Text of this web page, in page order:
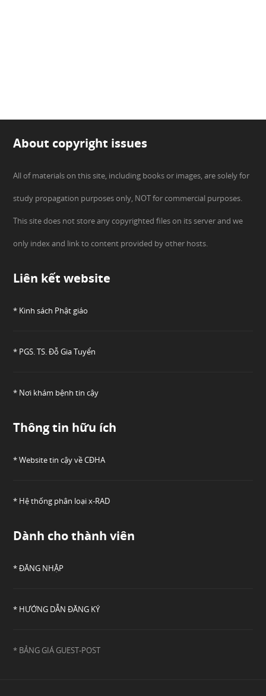
About copyright issues
All of materials on this site, including books or images, are solely for
study propagation purposes only, NOT for commercial purposes.
This site does not store any copyrighted files on its server and we
only index and link to content provided by other hosts.
Liên kết website
* Kinh sách Phật giáo
* PGS. TS. Đỗ Gia Tuyển
* Nơi khám bệnh tin cậy
Thông tin hữu ích
* Website tin cậy về CĐHA
* Hệ thống phân loại x-RAD
Dành cho thành viên
* ĐĂNG NHẬP
* HƯỚNG DẪN ĐĂNG KÝ
* BẢNG GIÁ GUEST-POST